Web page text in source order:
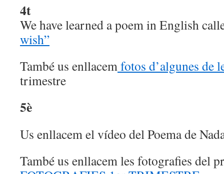
4t
We have learned a poem in English
wish”
També us enllacemfotos d’algunes de
trimestre
5è
Us enllacem el vídeo del Poema de
També us enllacem les fotografies del